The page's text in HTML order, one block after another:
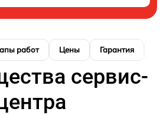
работ Цены Гарантия
сервис-